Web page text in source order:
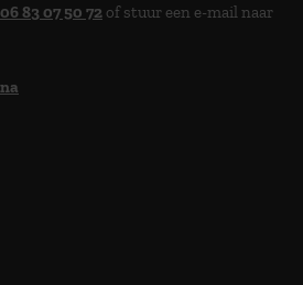
06 83 07 50 72 of stuur een e-mail naar